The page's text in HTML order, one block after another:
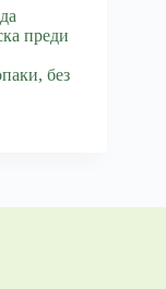
преди
без